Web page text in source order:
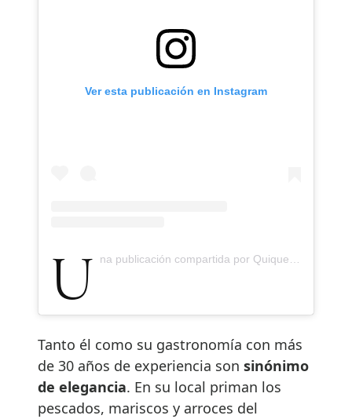
Ver esta publicación en Instagram
Una publicación compartida por Quique Dacosta (@qiqedacosta)
Tanto él como su gastronomía con más
de 30 años de experiencia son sinónimo
de elegancia. En su local priman los
pescados, mariscos y arroces del